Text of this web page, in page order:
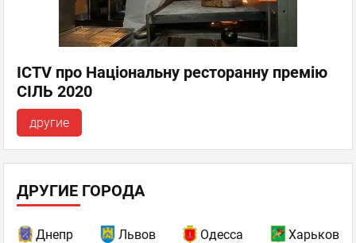
ICTV про Національну ресторанну премію
СІЛЬ 2020
другие
ДРУГИЕ ГОРОДА
Днепр Львов Одесса Харьков